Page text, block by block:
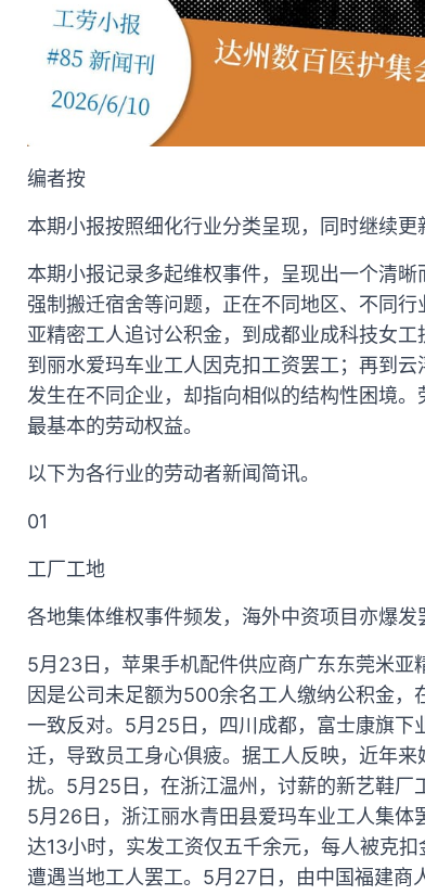
编者按
本期小报按照细化行业分类呈现，同时继续更
本期小报记录多起维权事件，呈现出一个清
强制搬迁宿舍等问题，正在不同地区、不同
亚精密工人追讨公积金，到成都业成科技女
到丽水爱玛车业工人因克扣工资罢工；再到
发生在不同企业，却指向相似的结构性困境
最基本的劳动权益。
以下为各行业的劳动者新闻简讯。
01
工厂工地
各地集体维权事件频发，海外中资项目亦爆发
5月23日，苹果手机配件供应商广东东莞米
因是公司未足额为500余名工人缴纳公积金，
一致反对。5月25日，四川成都，富士康旗
迁，导致员工身心俱疲。据工人反映，近年
扰。5月25日，在浙江温州，讨薪的新艺鞋厂
5月26日，浙江丽水青田县爱玛车业工人集
达13小时，实发工资仅五千余元，每人被克
遭遇当地工人罢工。5月27日，由中国福建商